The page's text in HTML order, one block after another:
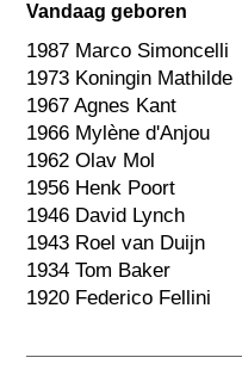
Vandaag geboren
1987 Marco Simoncelli
1973 Koningin Mathilde
1967 Agnes Kant
1966 Mylène d'Anjou
1962 Olav Mol
1956 Henk Poort
1946 David Lynch
1943 Roel van Duijn
1934 Tom Baker
1920 Federico Fellini